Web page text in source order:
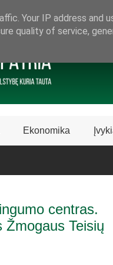
Ekonomika
centras.
Žmogaus Teisių
Your IP address and
quality of service,